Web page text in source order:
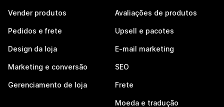
Vender produtos
Pedidos e frete
Design da loja
Marketing e conversão
Gerenciamento de loja
Avaliações de produtos
Upsell e pacotes
E-mail marketing
SEO
Frete
Moeda e tradução